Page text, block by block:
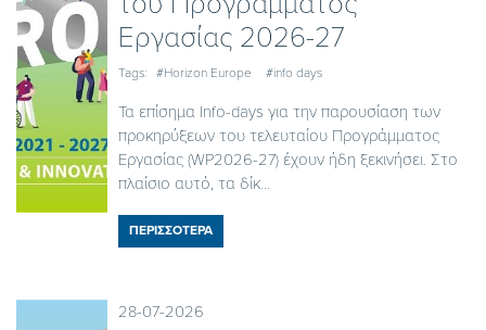
Εργασίας 2026-27
Tags: #Horizon Europe #info days
Τα επίσημα Info-days για την παρουσίαση των
προκηρύξεων του τελευταίου Προγράμματος
Εργασίας (WP2026-27) έχουν ήδη ξεκινήσει. Στο
πλαίσιο αυτό, τα δίκ...
ΠΕΡΙΣΣΟΤΕΡΑ
28-07-2026